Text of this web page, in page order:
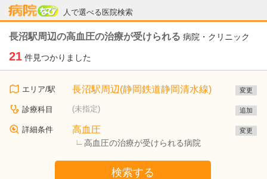
人で選べる医院検索
病院なび
長沼駅周辺の高血圧の治療が受けられる 病院・クリニック
21 件見つかりました
エリア/駅 長沼駅周辺(静岡鉄道静岡清水線) 変更
診療科目 (未指定) 追加
詳細条件 高血圧
高血圧の治療が受けられる病院
変更
検索する